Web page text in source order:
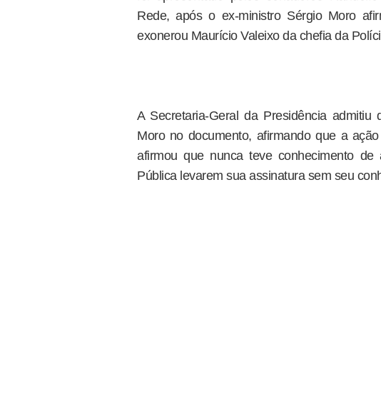
Rede, após o ex-ministro Sérgio Moro
exonerou Maurício Valeixo da chefia da
A Secretaria-Geral da Presidência
Moro no documento, afirmando que a
afirmou que nunca teve conhecimento
Pública levarem sua assinatura sem seu